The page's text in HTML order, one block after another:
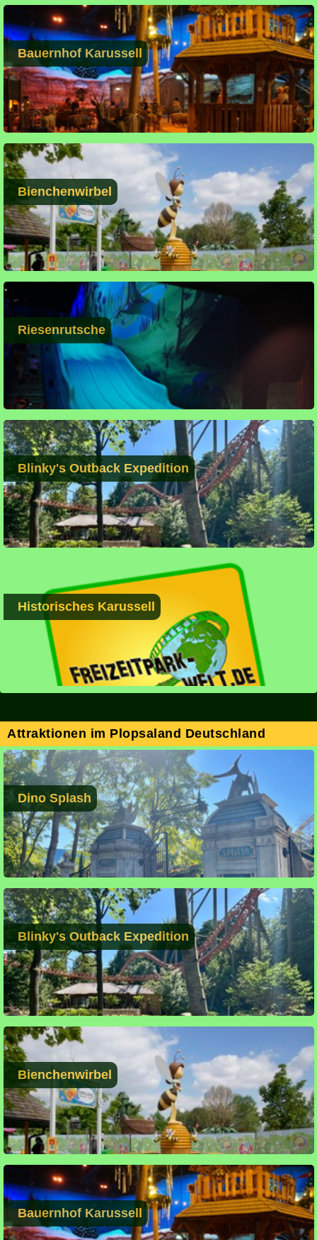
Bauernhof Karussell
Bienchenwirbel
Riesenrutsche
Blinky's Outback Expedition
Historisches Karussell
Attraktionen im Plopsaland Deutschland
Dino Splash
Blinky's Outback Expedition
Bienchenwirbel
Bauernhof Karussell